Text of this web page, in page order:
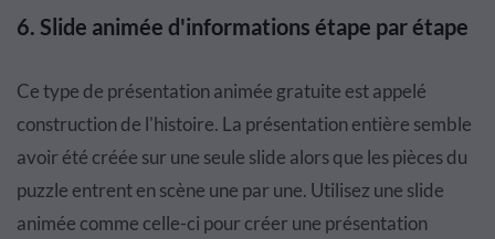
6. Slide animée d'informations étape par étape
Ce type de présentation animée gratuite est appelé
construction de l'histoire. La présentation entière semble
avoir été créée sur une seule slide alors que les pièces du
puzzle entrent en scène une par une. Utilisez une slide
animée comme celle-ci pour créer une présentation